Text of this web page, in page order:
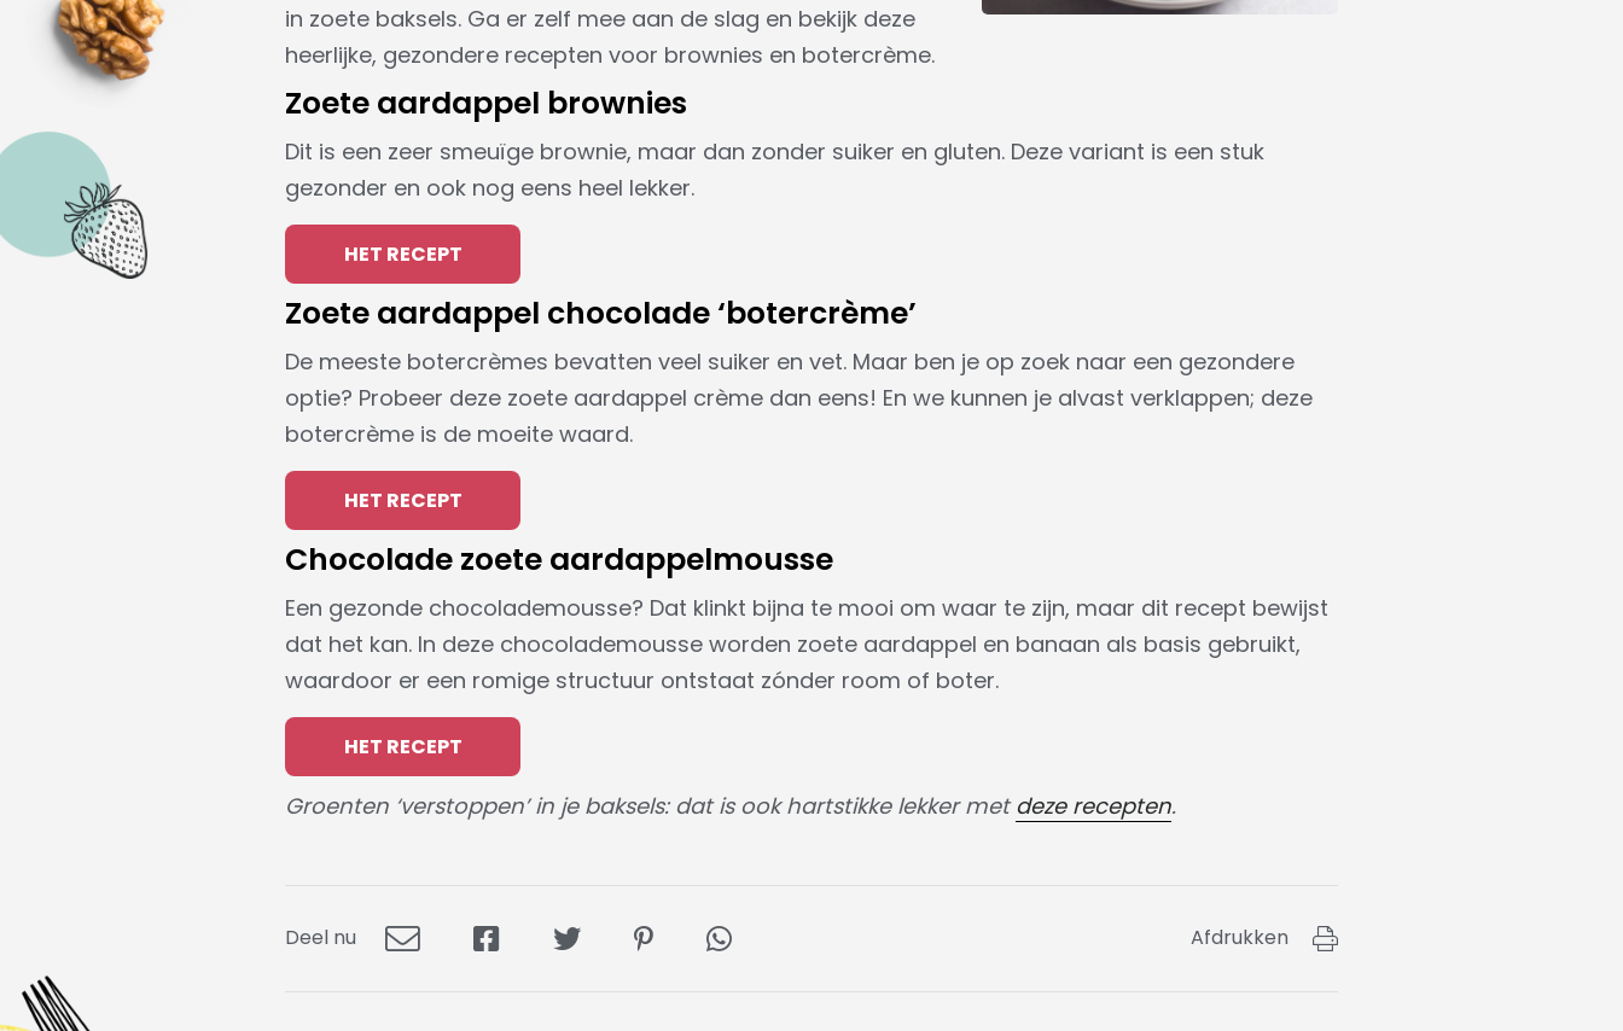
in zoete baksels. Ga er zelf mee aan de slag en bekijk deze
heerlijke, gezondere recepten voor brownies en botercrème.
Zoete aardappel brownies
Dit is een zeer smeuïge brownie, maar dan zonder suiker en gluten. Deze variant is een stuk
gezonder en ook nog eens heel lekker.
HET RECEPT
Zoete aardappel chocolade ‘botercrème’
De meeste botercrèmes bevatten veel suiker en vet. Maar ben je op zoek naar een gezondere
optie? Probeer deze zoete aardappel crème dan eens! En we kunnen je alvast verklappen; deze
botercrème is de moeite waard.
HET RECEPT
Chocolade zoete aardappelmousse
Een gezonde chocolademousse? Dat klinkt bijna te mooi om waar te zijn, maar dit recept bewijst
dat het kan. In deze chocolademousse worden zoete aardappel en banaan als basis gebruikt,
waardoor er een romige structuur ontstaat zónder room of boter.
HET RECEPT
Groenten ‘verstoppen’ in je baksels: dat is ook hartstikke lekker metdeze recepten.
Deel nu Afdrukken